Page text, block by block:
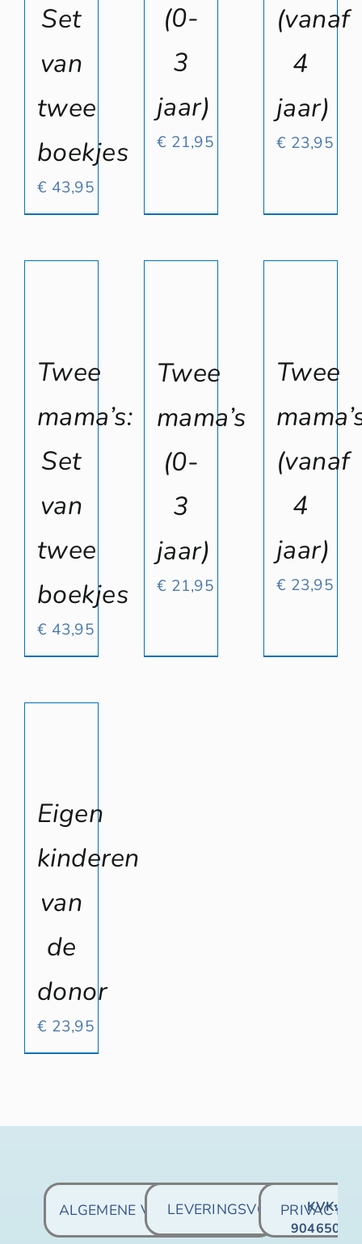
Set
van
twee
boekjes
€ 43,95
(0-
3
jaar)
€ 21,95
(vanaf
4
jaar)
€ 23,95
Twee
mama’s:
Set
van
twee
boekjes
€ 43,95
Twee
mama’s
(0-
3
jaar)
€ 21,95
Twee
(vanaf
4
jaar)
€ 23,95
Eigen
kinderen
van
de
donor
€ 23,95
ALGEMENE VOORWAARDEN PRIVACY
KVK:
90465067